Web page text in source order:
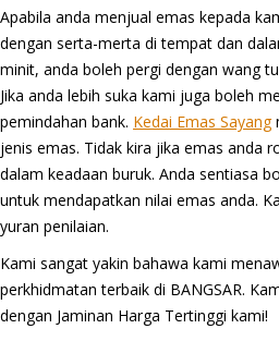
Apabila anda menjual emas kepada
dengan serta-merta di tempat dan
minit, anda boleh pergi dengan wang
Jika anda lebih suka kami juga boleh
pemindahan bank. Kedai Emas Sayang
jenis emas. Tidak kira jika emas anda
dalam keadaan buruk. Anda sentiasa
untuk mendapatkan nilai emas anda.
yuran penilaian.
Kami sangat yakin bahawa kami
perkhidmatan terbaik di BANGSAR.
dengan Jaminan Harga Tertinggi kami!